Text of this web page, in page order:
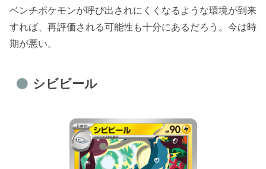
ベンチポケモンが呼び出されにくくなるような環境が到来
すれば、再評価される可能性も十分にあるだろう。今は時
期が悪い。
シビビール